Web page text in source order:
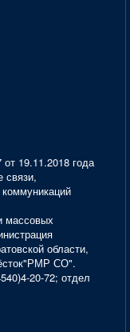
19.11.2018 года
связи,
массовых
области,
СО".
20-72; отдел